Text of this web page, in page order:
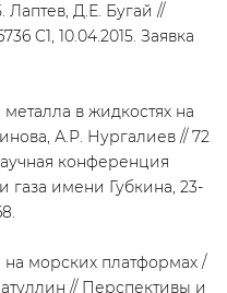
Д.Е. Бугай //
C1, 10.04.2015. Заявка
в жидкостях на
А.Р. Нургалиев // 72
конференция
газа имени Губкина, 23-
морских платформах /
// Перспективы и